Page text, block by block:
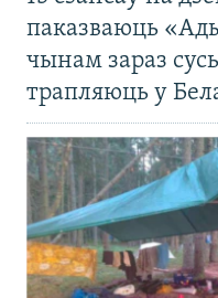
паказваюць
чынам зараз
трапляюць у